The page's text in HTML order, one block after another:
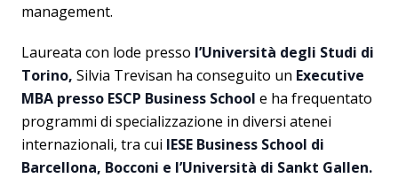
management.
Laureata con lode presso l’Università degli Studi di
Torino, Silvia Trevisan ha conseguito un Executive
MBA presso ESCP Business School e ha frequentato
programmi di specializzazione in diversi atenei
internazionali, tra cui IESE Business School di
Barcellona, Bocconi e l’Università di Sankt Gallen.